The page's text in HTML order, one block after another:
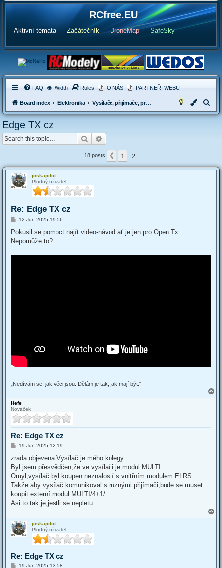
RCfree.EU
Aktivní témata Začátečník DroneMap SafeSky
FAQ Width Rules O NÁS PARTNEŘI WEBU
Board index Elektronika Vysílače, přijímače, programování vysílačů
e
Edge TX cz
Search
18 posts Previous
1 2
joskapilot
Plodný uživatel
Re: Edge TX cz
P
s
12 Jun 2025 19:56
Pokusil se pomoct najít video-návod ať je jen pro Open Tx.
Nepomůže to?
„Nedívám se, jak věci jsou. Dělám je tak, jak mají být.“
o
Hefe
Nováček
Re: Edge TX cz
P
s
19 Jun 2025 12:19
zrada objevena.Vysílač je mého kolegy.
Byl jsem přesvědčen,že ve vysílači je modul MULTI.
Omyl,vysílač byl koupen neznalostí s vnitřním modulem ELRS.
Takže aby vysílač komunikoval s různými přijímači,bude se muset
koupit externí modul MULTI/4+1/
Asi to tak je,jestli se nepletu
o
joskapilot
Plodný uživatel
Re: Edge TX cz
P19 Jun 2025 13:58